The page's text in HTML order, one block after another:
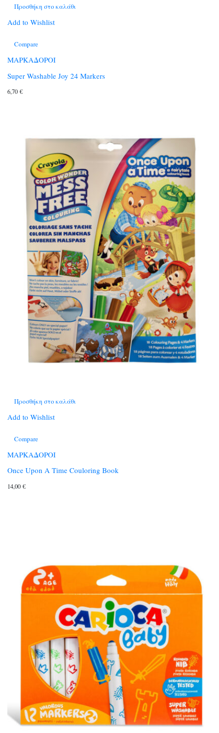
Προσθήκη στο καλάθι
Add to Wishlist
Compare
ΜΑΡΚΑΔΟΡΟΙ
Super Washable Joy 24 Markers
6,70 €
Προσθήκη στο καλάθι
Add to Wishlist
Compare
ΜΑΡΚΑΔΟΡΟΙ
Once Upon A Time Couloring Book
14,00 €